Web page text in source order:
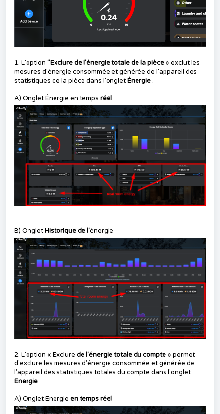
1. L'option "Exclure de l'énergie totale de la pièce » exclut les
mesures d'énergie consommée et générée de l'appareil des
statistiques de la pièce dans l'ongletÉnergie .
A) Onglet Énergie en temps réel
B) OngletHistorique de l'énergie
2. L'option « Exclure de l'énergie totale du compte » permet
d'exclure les mesures d'énergie consommée et générée de
l'appareil des statistiques totales du compte dans l'onglet
Energie .
A) Onglet Energie en temps réel